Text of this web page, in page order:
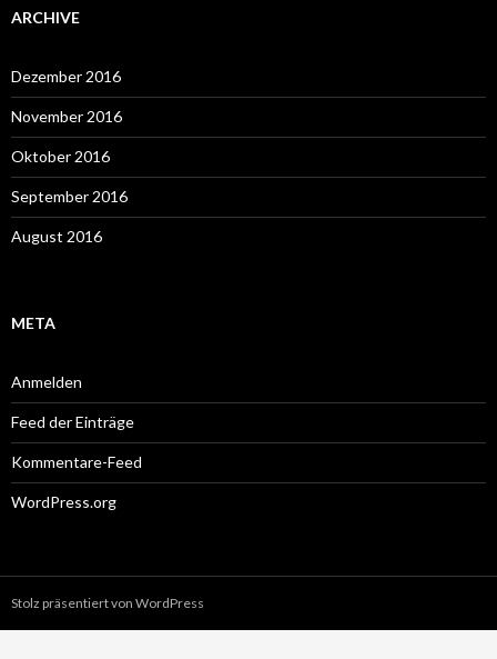
ARCHIVE
Dezember 2016
November 2016
Oktober 2016
September 2016
August 2016
META
Anmelden
Feed der Einträge
Kommentare-Feed
WordPress.org
Stolz präsentiert von WordPress